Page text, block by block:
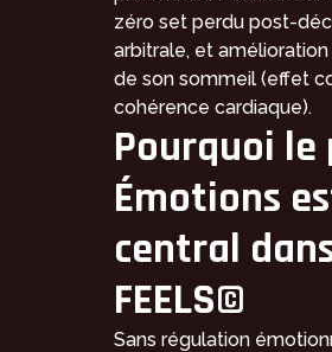
zéro set perdu post-
arbitrale, et
de son sommeil (effet
cohérence cardiaque).
Pourquoi
Émotions
central
FEELS©
Sans régulation